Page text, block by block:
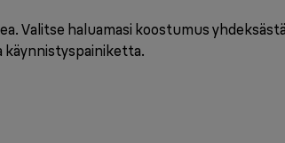
Valitse haluamasi koostumus
käynnistyspainiketta.